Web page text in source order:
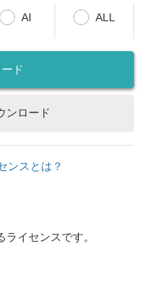
AI ALL
ド
ンロード
ンスとは？
イセンスです。